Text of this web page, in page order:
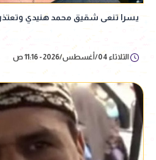
يسرا تنعى شقيق محمد هنيدي
الثلاثاء 04/أغسطس/2026 - 11:16 ص